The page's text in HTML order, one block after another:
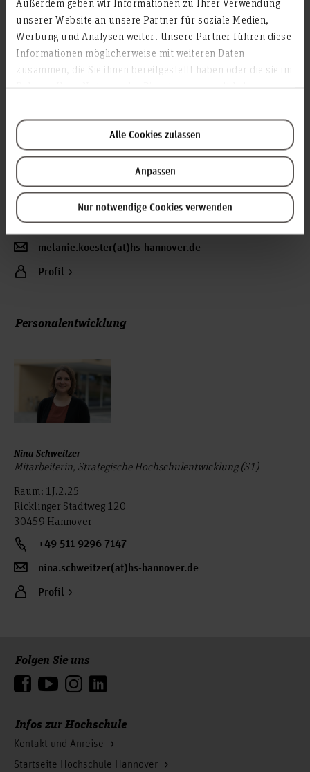
unserer Website an unsere Partner für soziale Medien,
Werbung und Analysen weiter. Unsere Partner führen diese
Informationen möglicherweise mit weiteren Daten
zusammen, die Sie ihnen bereitgestellt haben oder die sie im
Alle Cookies zulassen
Anpassen
Nur notwendige Cookies verwenden
Melanie Köster
Mitarbeiterin, Servicezentrum Beratung (Z3)
Raum: 1J.1.07
Ricklinger Stadtweg 120
30459 Hannover
+49 511 9296 8164
melanie.koester(at)hs-hannover.de
Profil
Personalentwicklung
Nina Schweitzer
Mitarbeiterin, Strategische Hochschulentwicklung (S1)
Raum: 1J.2.25
Ricklinger Stadtweg 120
30459 Hannover
+49 511 9296 7147
nina.schweitzer(at)hs-hannover.de
Profil
Infos zur Hochschule
Kontakt und Anreise
Startseite Hochschule Hannover
Folgen Sie uns